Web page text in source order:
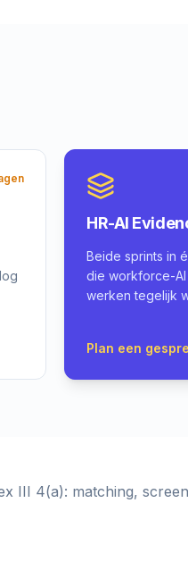
HR-AI
Beide sprints in
die workforce-
werken tegelijk
Plan een
III 4(a): matching,